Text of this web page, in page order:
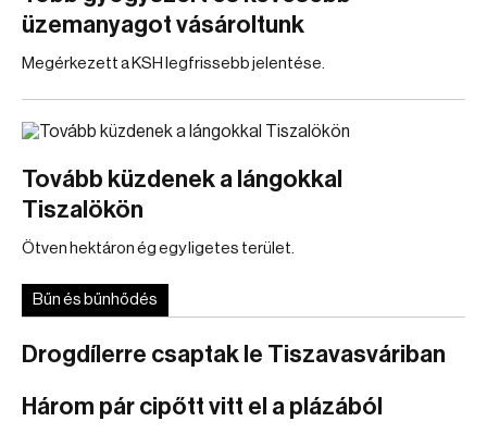
üzemanyagot vásároltunk
Megérkezett a KSH legfrissebb jelentése.
Tovább küzdenek a lángokkal
Tiszalökön
Ötven hektáron ég egy ligetes terület.
Bűn és bűnhődés
Drogdílerre csaptak le Tiszavasváriban
Három pár cipőtt vitt el a plázából